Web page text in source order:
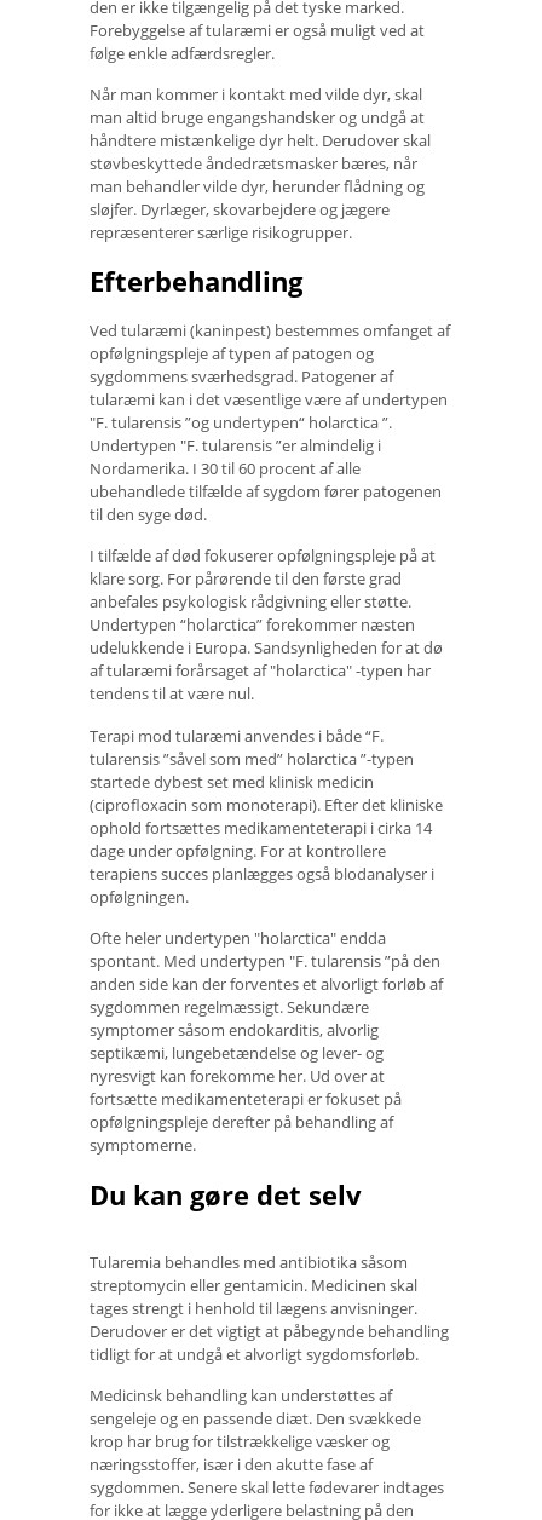
den er ikke tilgængelig på det tyske marked.
Forebyggelse af tularæmi er også muligt ved at
følge enkle adfærdsregler.
Når man kommer i kontakt med vilde dyr, skal
man altid bruge engangshandsker og undgå at
håndtere mistænkelige dyr helt. Derudover skal
støvbeskyttede åndedrætsmasker bæres, når
man behandler vilde dyr, herunder flådning og
sløjfer. Dyrlæger, skovarbejdere og jægere
repræsenterer særlige risikogrupper.
Efterbehandling
Ved tularæmi (kaninpest) bestemmes omfanget af
opfølgningspleje af typen af ​​patogen og
sygdommens sværhedsgrad. Patogener af
tularæmi kan i det væsentlige være af undertypen
"F. tularensis ”og undertypen“ holarctica ”.
Undertypen "F. tularensis ”er almindelig i
Nordamerika. I 30 til 60 procent af alle
ubehandlede tilfælde af sygdom fører patogenen
til den syge død.
I tilfælde af død fokuserer opfølgningspleje på at
klare sorg. For pårørende til den første grad
anbefales psykologisk rådgivning eller støtte.
Undertypen “holarctica” forekommer næsten
udelukkende i Europa. Sandsynligheden for at dø
af tularæmi forårsaget af "holarctica" -typen har
tendens til at være nul.
Terapi mod tularæmi anvendes i både “F.
tularensis ”såvel som med” holarctica ”-typen
startede dybest set med klinisk medicin
(ciprofloxacin som monoterapi). Efter det kliniske
ophold fortsættes medikamenteterapi i cirka 14
dage under opfølgning. For at kontrollere
terapiens succes planlægges også blodanalyser i
opfølgningen.
Ofte heler undertypen "holarctica" endda
spontant. Med undertypen "F. tularensis ”på den
anden side kan der forventes et alvorligt forløb af
sygdommen regelmæssigt. Sekundære
symptomer såsom endokarditis, alvorlig
septikæmi, lungebetændelse og lever- og
nyresvigt kan forekomme her. Ud over at
fortsætte medikamenteterapi er fokuset på
opfølgningspleje derefter på behandling af
symptomerne.
Du kan gøre det selv
Tularemia behandles med antibiotika såsom
streptomycin eller gentamicin. Medicinen skal
tages strengt i henhold til lægens anvisninger.
Derudover er det vigtigt at påbegynde behandling
tidligt for at undgå et alvorligt sygdomsforløb.
Medicinsk behandling kan understøttes af
sengeleje og en passende diæt. Den svækkede
krop har brug for tilstrækkelige væsker og
næringsstoffer, især i den akutte fase af
sygdommen. Senere skal lette fødevarer indtages
for ikke at lægge yderligere belastning på den